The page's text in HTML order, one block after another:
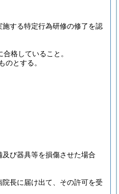
する特定行為研修の修了を認
格していること。
とする。
び器具等を損傷させた場合
長に届け出て、その許可を受